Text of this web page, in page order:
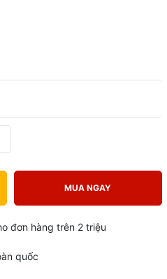
MUA NGAY
đơn hàng trên 2 triệu
quốc